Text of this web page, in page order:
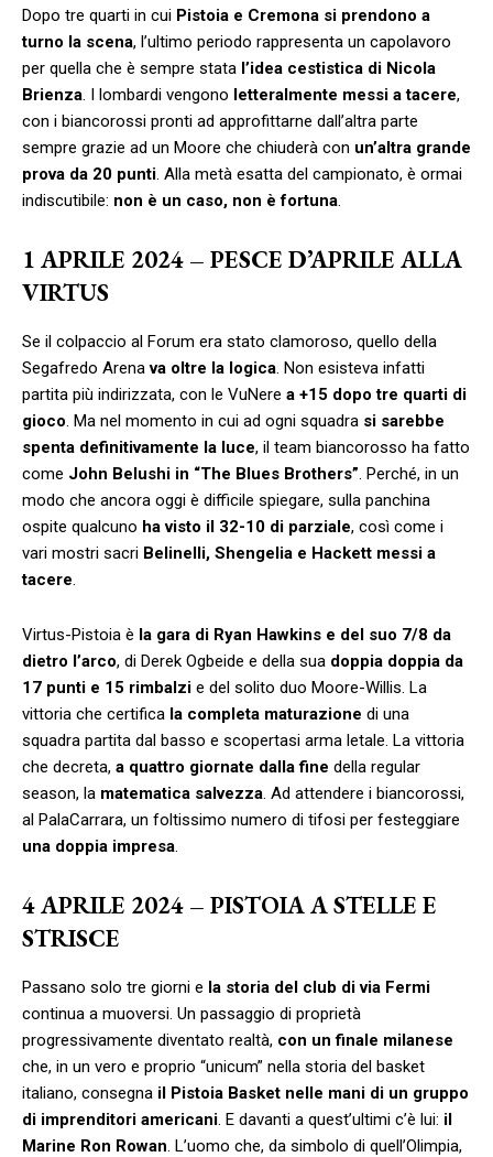
Dopo tre quarti in cui Pistoia e Cremona si prendono a
turno la scena, l’ultimo periodo rappresenta un capolavoro
per quella che è sempre stata l’idea cestistica di Nicola
Brienza. I lombardi vengono letteralmente messi a tacere,
con i biancorossi pronti ad approfittarne dall’altra parte
sempre grazie ad un Moore che chiuderà con un’altra grande
prova da 20 punti. Alla metà esatta del campionato, è ormai
indiscutibile: non è un caso, non è fortuna.
1 APRILE 2024 – PESCE D’APRILE ALLA
VIRTUS
Se il colpaccio al Forum era stato clamoroso, quello della
Segafredo Arenava oltre la logica. Non esisteva infatti
partita più indirizzata, con le VuNere a +15 dopo tre quarti di
gioco. Ma nel momento in cui ad ogni squadra si sarebbe
spenta definitivamente la luce, il team biancorosso ha fatto
come John Belushi in “The Blues Brothers”. Perché, in un
modo che ancora oggi è difficile spiegare, sulla panchina
ospite qualcuno ha visto il 32-10 di parziale, così come i
vari mostri sacri Belinelli, Shengelia e Hackett messi a
tacere.
Virtus-Pistoia è la gara di Ryan Hawkins e del suo 7/8 da
dietro l’arco, di Derek Ogbeide e della sua doppia doppia da
17 punti e 15 rimbalzi e del solito duo Moore-Willis. La
vittoria che certifica la completa maturazione di una
squadra partita dal basso e scopertasi arma letale. La vittoria
che decreta, a quattro giornate dalla fine della regular
season, la matematica salvezza. Ad attendere i biancorossi,
al PalaCarrara, un foltissimo numero di tifosi per festeggiare
una doppia impresa.
4 APRILE 2024 – PISTOIA A STELLE E
STRISCE
Passano solo tre giorni e la storia del club di via Fermi
continua a muoversi. Un passaggio di proprietà
progressivamente diventato realtà, con un finale milanese
che, in un vero e proprio “unicum” nella storia del basket
italiano, consegna il Pistoia Basket nelle mani di un gruppo
di imprenditori americani. E davanti a quest’ultimi c’è lui: il
Marine Ron Rowan. L’uomo che, da simbolo di quell’Olimpia,